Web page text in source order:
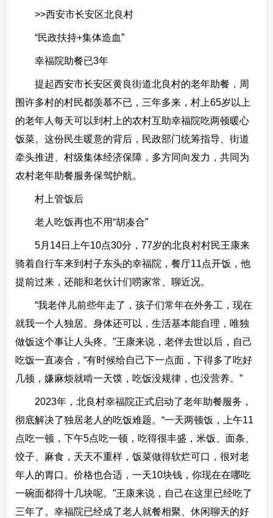
>>西安市长安区北良村
“民政扶持+集体造血”
幸福院助餐已3年
提起西安市长安区黄良街道北良村的老年助餐，周
围许多村的村民都羡慕不已，三年多来，村上65岁以上
的老年人每天可以到村上的农村互助幸福院吃两顿暖心
饭菜。这份民生暖意的背后，民政部门统筹指导、街道
牵头推进、村级集体经济保障，多方同向发力，共同为
农村老年助餐服务保驾护航。
村上管饭后
老人吃饭再也不用“胡凑合”
5月14日上午10点30分，77岁的北良村村民王康来
骑着自行车来到村子东头的幸福院，餐厅11点开饭，他
提前过来，还能和老伙计们唠家常、聊近况。
“我老伴儿前些年走了，孩子们常年在外务工，现在
就我一个人独居。身体还可以，生活基本能自理，唯独
做饭这个事让人头疼。”王康来说，老伴去世以后，自己
吃饭一直凑合，“有时候给自己下一点面，下得多了吃好
几顿，嫌麻烦就啃一天馍，吃饭没规律，也没营养。”
2023年，北良村幸福院正式启动了老年助餐服务，
彻底解决了独居老人的吃饭难题。“一天两顿饭，上午11
点吃一顿，下午5点吃一顿，吃得很丰盛，米饭、面条、
饺子、麻食，天天不重样，饭菜做得软烂可口，很对老
年人的胃口。价格也合适，一天10块钱，你现在在哪吃
一碗面都得十几块呢。”王康来说，自己在这里已经吃了
三年了。幸福院已经成了老人就餐相聚、休闲聊天的好